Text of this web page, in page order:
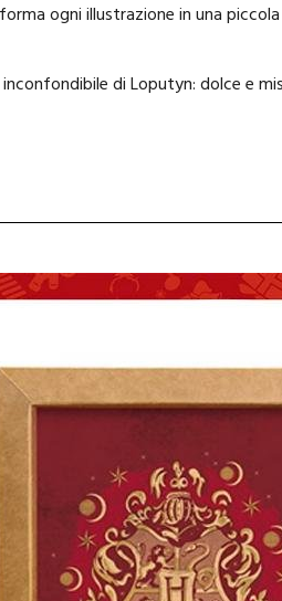
ogni illustrazione in una
di Loputyn: dolce e